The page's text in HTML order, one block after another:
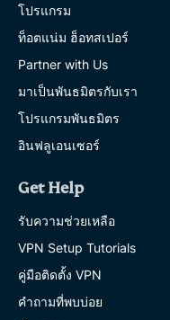
โปรแกรม
ท็อตแน่ม ฮ็อทสเปอร์
Partner with Us
มาเป็นพันธมิตรกับเรา
โปรแกรมพันธมิตร
อินฟลูเอนเซอร์
Get Help
รับความช่วยเหลือ
VPN Setup Tutorials
คู่มือติดตั้ง VPN
คำถามที่พบบ่อย